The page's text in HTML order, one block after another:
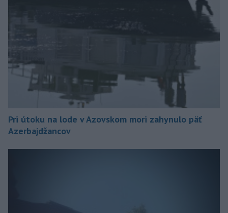
Pri útoku na lode v Azovskom mori zahynulo päť
Azerbajdžancov